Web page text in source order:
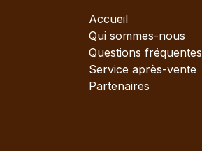
Accueil
Qui sommes-nous
Questions fréquentes
Service après-vente
Partenaires